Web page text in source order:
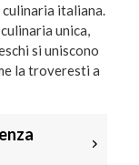
italiana.
unica,
si uniscono
la troveresti a